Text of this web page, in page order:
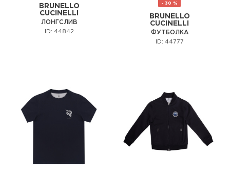
BRUNELLO
CUCINELLI
ЛОНГСЛИВ
ID: 44842
- 30 %
BRUNELLO
CUCINELLI
ФУТБОЛКА
ID: 44777